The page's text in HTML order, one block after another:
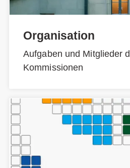
Organisation
Aufgaben und Mitglieder
Kommissionen